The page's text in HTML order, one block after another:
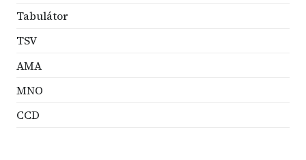
Tabulátor
TSV
AMA
MNO
CCD